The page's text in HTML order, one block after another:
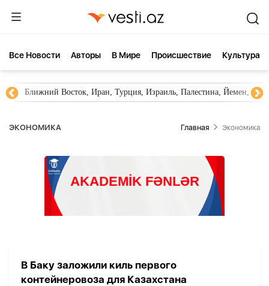
Все Новости Aвторы В Мире Происшествие Культура
Ближний Восток, Иран, Турция, Израиль, Палестина, Йемен,
ЭКОНОМИКА Главная Экономика
В Баку заложили киль первого
контейнеровоза для Казахстана